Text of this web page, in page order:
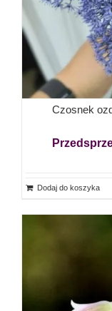
Czosnek
Dodaj do koszyka